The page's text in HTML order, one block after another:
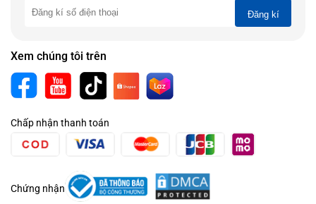
Đăng kí
Xem chúng tôi trên
Chấp nhận thanh toán
Chứng nhận